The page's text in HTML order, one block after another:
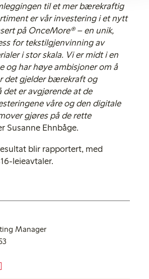
til et mer bærekraftig
er vår investering i et nytt
på OnceMore® – en unik,
for tekstilgjenvinning av
i stor skala. Vi er midt i en
og har høye ambisjoner om å
det gjelder bærekraft og
det er avgjørende at de
våre og den digitale
gjøres på de rette
Susanne Ehnbåge.
blir rapportert, med
leieavtaler.
Manager